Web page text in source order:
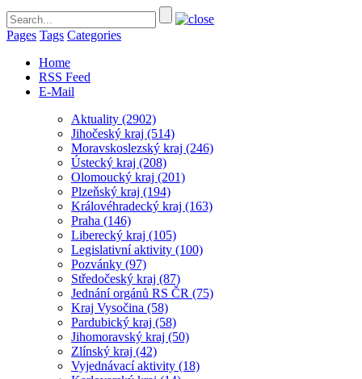
Pages Tags Categories
Home
RSS Feed
E-Mail
Aktuality (2902)
Jihočeský kraj (514)
Moravskoslezský kraj (246)
Ústecký kraj (208)
Olomoucký kraj (201)
Plzeňský kraj (194)
Královéhradecký kraj (163)
Praha (146)
Liberecký kraj (105)
Legislativní aktivity (100)
Pozvánky (97)
Středočeský kraj (87)
Jednání orgánů RS ČR (75)
Kraj Vysočina (58)
Pardubický kraj (58)
Jihomoravský kraj (50)
Zlínský kraj (42)
Vyjednávací aktivity (18)